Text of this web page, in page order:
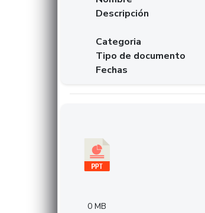
Descripción
Categoria
Tipo de documento
Fechas
0 MB